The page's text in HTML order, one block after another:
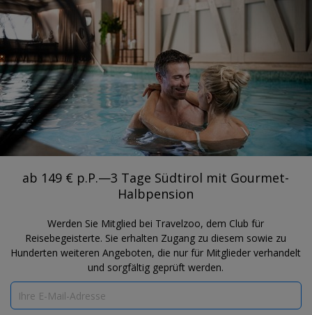
Travelzoo ® REGISTRIEREN
NACH TRAVELZOO-DEALS SUCHEN
ITALIEN
ab 149 € p.P.—3 Tage Südtirol mit
Gourmet-Halbpension
Romantik Hotel Stafler
ab 149 € p.P.—3 Tage Südtirol mit Gourmet-
Halbpension
Werden Sie Mitglied bei Travelzoo, dem Club für
Reisebegeisterte. Sie erhalten Zugang zu diesem sowie zu
Hunderten weiteren Angeboten, die nur für Mitglieder verhandelt
und sorgfältig geprüft werden.